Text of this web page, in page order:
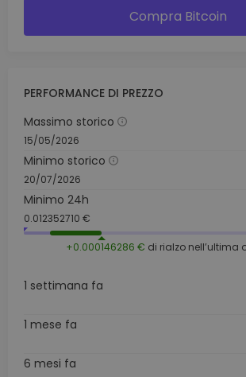
Compra Bitcoin
PERFORMANCE DI PREZZO
Massimo storico
15/05/2026
Minimo storico
20/07/2026
Minimo 24h
0.012352710 €
+0.000146286 € di rialzo nell’ultima
1 settimana fa
1 mese fa
6 mesi fa